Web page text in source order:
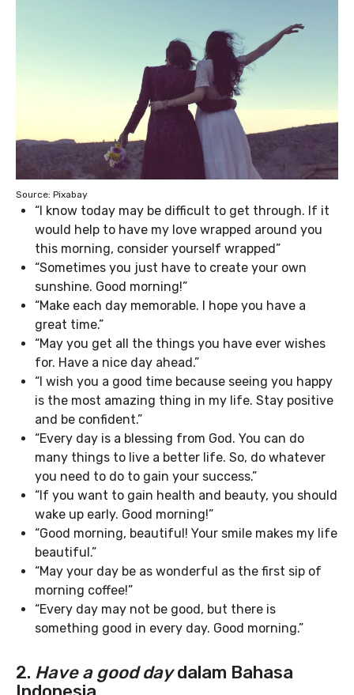
Source: Pixabay
“I know today may be difficult to get through. If it
would help to have my love wrapped around you
this morning, consider yourself wrapped”
“Sometimes you just have to create your own
sunshine. Good morning!”
“Make each day memorable. I hope you have a
great time.”
“May you get all the things you have ever wishes
for. Have a nice day ahead.”
“I wish you a good time because seeing you happy
is the most amazing thing in my life. Stay positive
and be confident.”
“Every day is a blessing from God. You can do
many things to live a better life. So, do whatever
you need to do to gain your success.”
“If you want to gain health and beauty, you should
wake up early. Good morning!”
“Good morning, beautiful! Your smile makes my life
beautiful.”
“May your day be as wonderful as the first sip of
morning coffee!”
“Every day may not be good, but there is
something good in every day. Good morning.”
2. Have a good daydalam Bahasa